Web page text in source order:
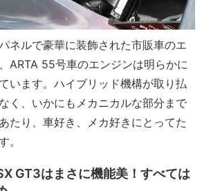
ネルで豪華に装飾された市販車のエ
ARTA 55号車のエンジンは明らかに
います。ハイブリッド機構が取り払
く、いかにもメカニカルな部分まで
たり、車好き、メカ好きにとってた
。
GT3はまさに機能美！すべては